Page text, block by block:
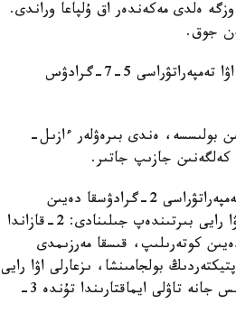
ەلدى مەكەندەر اق ۇلپاعا وراندى.
جوق.
- جولداردا كوكتايعاق بولعان جوق، كۇندىز قار ەرىپ كەتتى. تاڭەرتەڭ اۋا تەمپەراتۋراسى 5-7-گرادۋس
بولىسسە، ەندى بىرەۋلەر ءازىل-
كەلگەنىن جازىپ جاتىر.
«قازگيدرومەت» ماماندارىنىڭ دەرەگىنشە، 1-قازانعا قاراعان ءتۇنى اۋا تەمپەراتۋراسى 2-گرادۋسقا دەيىن
تومەندەسە، كۇندىز 5+ گرادۋسقا دەيىن كوتەرىلگەن. الداعى كۇندەرى اۋا رايى بىرتىندەپ جىلىنادى: 2-قازاندا
جاۋادى. 3-قازاندا 10+ گرادۋسقا دەيىن كوتەرىلىپ، قىسقا مەرزىمدى
بولجامىنشا، ىزعارلى اۋا رايى
تەك قاراعاندى وڭىرىمەن شەكتەلمەيدى. قازاقستاننىڭ سولتۇستىك، شىعىس جانە تاۋلى ايماقتارىندا تۇندە 3-